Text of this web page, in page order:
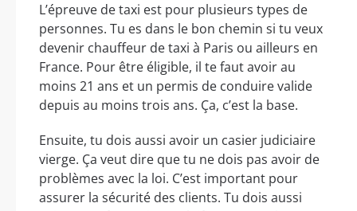
L’épreuve de taxi est pour plusieurs types de
personnes. Tu es dans le bon chemin si tu veux
devenir chauffeur de taxi à Paris ou ailleurs en
France. Pour être éligible, il te faut avoir au
moins 21 ans et un permis de conduire valide
depuis au moins trois ans. Ça, c’est la base.
Ensuite, tu dois aussi avoir un casier judiciaire
vierge. Ça veut dire que tu ne dois pas avoir de
problèmes avec la loi. C’est important pour
assurer la sécurité des clients. Tu dois aussi